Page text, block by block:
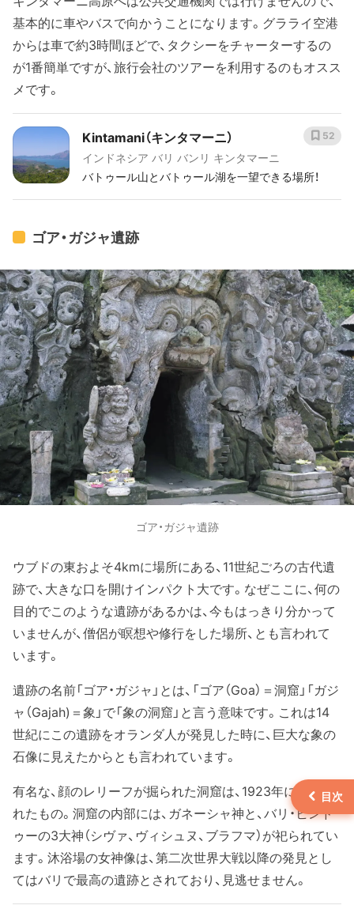
基本的に車やバスで向かうことになります。グラライ空港
からは車で約3時間ほどで、タクシーをチャーターするの
が1番簡単ですが、旅行会社のツアーを利用するのもオスス
メです。
Kintamani（キンタマーニ）
インドネシア バリ バンリ キンタマーニ
バトゥール山とバトゥール湖を一望できる場所！
52
ゴア・ガジャ遺跡
ゴア・ガジャ遺跡
ウブドの東およそ4kmに場所にある、11世紀ごろの古代遺
跡で、大きな口を開けインパクト大です。なぜここに、何の
目的でこのような遺跡があるかは、今もはっきり分かって
いませんが、僧侶が瞑想や修行をした場所、とも言われて
います。
遺跡の名前「ゴア・ガジャ」とは、「ゴア（Goa）＝洞窟」「ガジ
ャ（Gajah)＝象」で「象の洞窟」と言う意味です。これは14
世紀にこの遺跡をオランダ人が発見した時に、巨大な象の
石像に見えたからとも言われています。
有名な、顔のレリーフが掘られた洞窟は、1923年に発見さ
れたもの。洞窟の内部には、ガネーシャ神と、バリ・ヒンド
ゥーの3大神（シヴァ、ヴィシュヌ、ブラフマ）が祀られてい
ます。沐浴場の女神像は、第二次世界大戦以降の発見とし
てはバリで最高の遺跡とされており、見逃せません。